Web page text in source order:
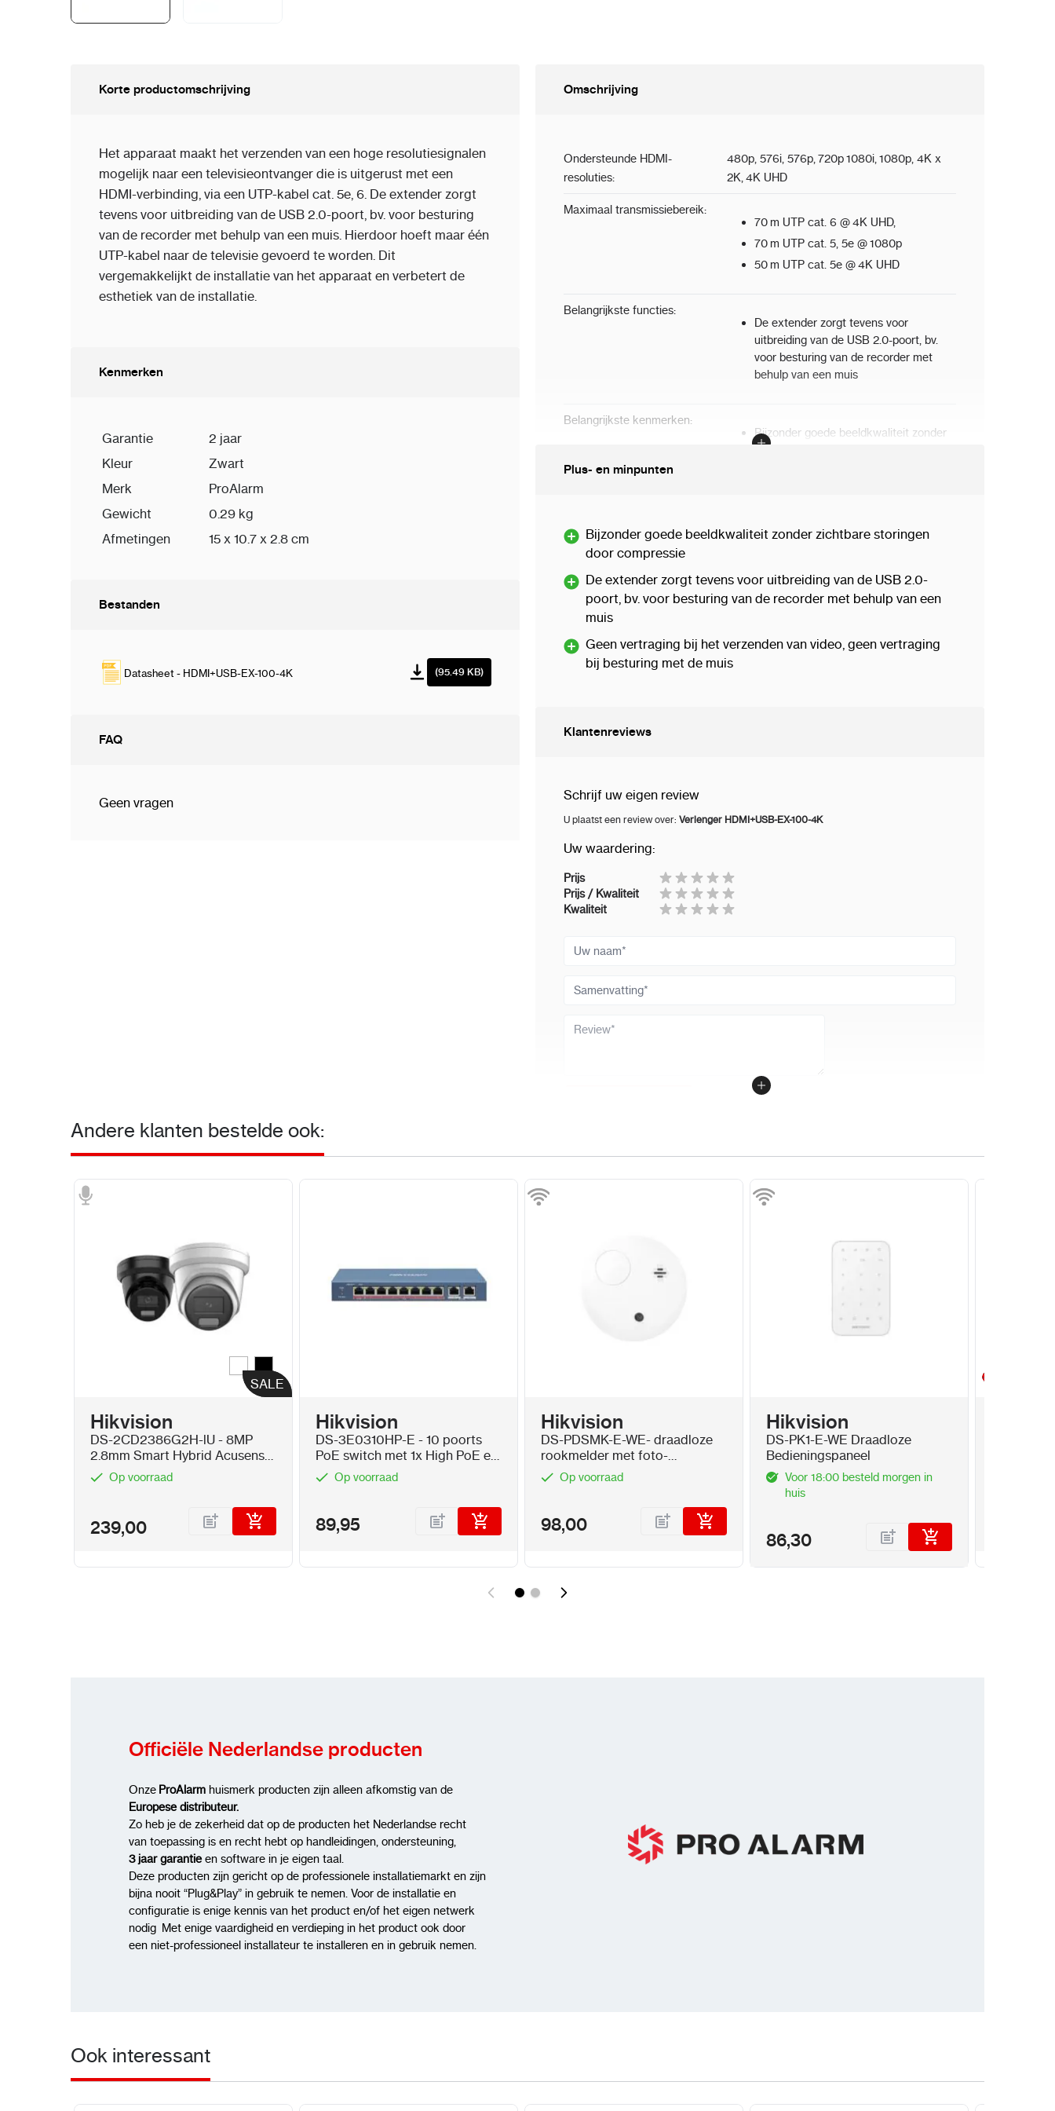
Korte productomschrijving
Het apparaat maakt het verzenden van een hoge resolutiesignalen
mogelijk naar een televisieontvanger die is uitgerust met een
HDMI-verbinding, via een UTP-kabel cat. 5e, 6. De extender zorgt
tevens voor uitbreiding van de USB 2.0-poort, bv. voor besturing
van de recorder met behulp van een muis. Hierdoor hoeft maar één
UTP-kabel naar de televisie gevoerd te worden. Dit
vergemakkelijkt de installatie van het apparaat en verbetert de
esthetiek van de installatie.
Kenmerken
Garantie
2 jaar
Kleur
Zwart
Merk
ProAlarm
Gewicht
0.29 kg
Afmetingen
15 x 10.7 x 2.8 cm
Bestanden
Datasheet - HDMI+USB-EX-100-4K (95.49 KB)
FAQ
Geen vragen
Omschrijving
Ondersteunde HDMI-
resoluties:
480p, 576i, 576p, 720p1080i, 1080p , 4K x
2K, 4K UHD
Maximaal transmissiebereik:
70 m UTP cat. 6 @4K UHD,
70 m UTP cat. 5, 5e @1080p
50 m UTP cat. 5e @4K UHD
Belangrijkste functies:
De extender zorgt tevens voor
uitbreiding van de USB 2.0-poort, bv.
voor besturing van de recorder met
behulp van een muis
Belangrijkste kenmerken:
Bijzonder goede beeldkwaliteit zonder
muis
Voeding:
meegeleverd)
Werktemperatuur
omgeving:
zender of ontvanger
Garantie 2 jaar
Plus- en minpunten
Bijzonder goede beeldkwaliteit zonder zichtbare storingen
door compressie
De extender zorgt tevens voor uitbreiding van de USB 2.0-
poort, bv. voor besturing van de recorder met behulp van een
muis
Geen vertraging bij het verzenden van video, geen vertraging
bij besturing met de muis
Klantenreviews
Schrijf uw eigen review
U plaatst een review over: Verlenger HDMI+USB-EX-100-4K
Uw waardering:
Prijs
Prijs / Kwaliteit
Kwaliteit
Uw naam
Samenvatting
Review
Andere klanten bestelde ook:
SALE
SALE
Kleur
Hikvision
DS-2CD2386G2H-lU - 8MP
2.8mm Smart Hybrid Acusense
Turret 8MP
Op voorraad
239,00
Hikvision
DS-3E0310HP-E - 10 poorts
PoE switch met 1x High PoE en
7x PoE
Op voorraad
89,95
Hikvision
DS-PDSMK-E-WE- draadloze
rookmelder met foto-
elektronische sensor
Op voorraad
98,00
Hikvision
DS-PK1-E-WE Draadloze
Bedieningspaneel
Voor 18:00 besteld morgen in
huis
86,30
Officiële Nederlandse producten
Onze ProAlarm huismerk producten zijn alleen afkomstig van de
Europese distributeur.
Zo heb je de zekerheid dat op de producten het Nederlandse recht
van toepassing is en recht hebt op handleidingen, ondersteuning,
3 jaar garantieen software in je eigen taal.
Deze producten zijn gericht op de professionele installatiemarkt en zijn
bijna nooit “Plug&Play” in gebruik te nemen. Voor de installatie en
configuratie is enige kennis van het product en/of het eigen netwerk
nodig Met enige vaardigheid en verdieping in het product ook door
een niet-professioneel installateur te installeren en in gebruik nemen.
Ook interessant